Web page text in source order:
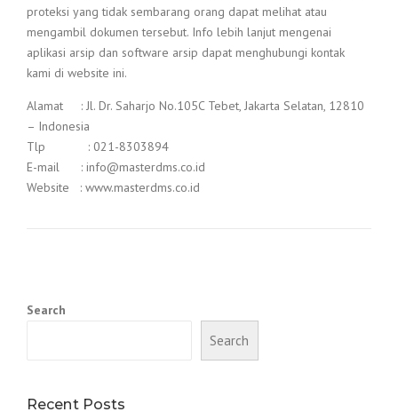
proteksi yang tidak sembarang orang dapat melihat atau
mengambil dokumen tersebut. Info lebih lanjut mengenai
aplikasi arsip dan software arsip dapat menghubungi kontak
kami di website ini.
Alamat : Jl. Dr. Saharjo No.105C Tebet, Jakarta Selatan, 12810
– Indonesia
Tlp : 021-8303894
E-mail : info@masterdms.co.id
Website : www.masterdms.co.id
Search
Search
Recent Posts